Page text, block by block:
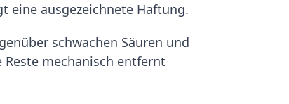
eine ausgezeichnete Haftung.
schwachen Säuren und
mechanisch entfernt